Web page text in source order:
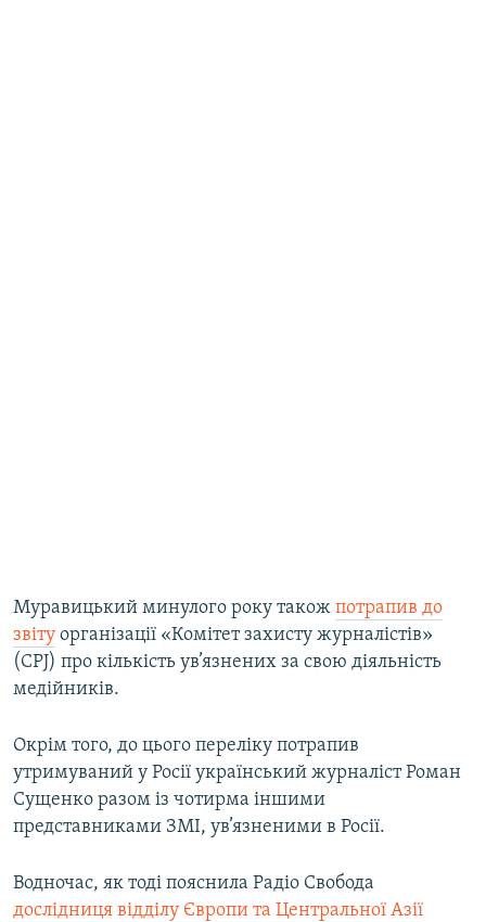
Муравицький минулого року також потрапив до
звіту організації «Комітет захисту журналістів»
(CPJ) про кількість ув’язнених за свою діяльність
медійників.
Окрім того, до цього переліку потрапив
утримуваний у Росії український журналіст Роман
Сущенко разом із чотирма іншими
представниками ЗМІ, ув’язненими в Росії.
Водночас, як тоді пояснила Радіо Свобода
дослідниця відділу Європи та Центральної Азії